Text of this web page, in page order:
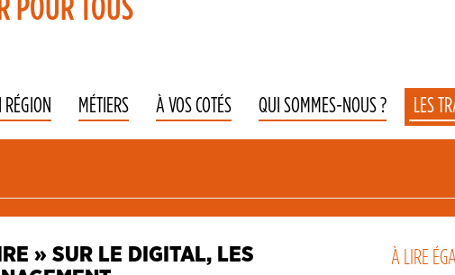
POUR TOUS
RÉGION MÉTIERS À VOS COTÉS QUI SOMMES-NOUS ? LES
» SUR LE DIGITAL, LES
À LIRE